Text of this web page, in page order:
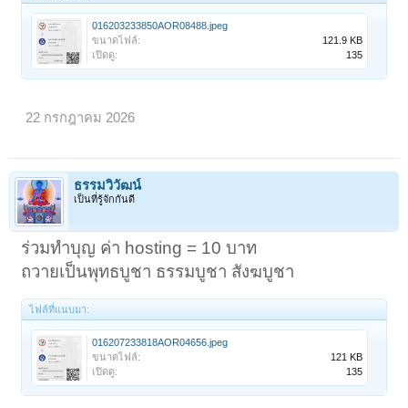
016203233850AOR08488.jpeg
ขนาดไฟล์:
121.9 KB
เปิดดู:
135
22 กรกฎาคม 2026
ธรรมวิวัฒน์
เป็นที่รู้จักกันดี
ร่วมทำบุญ ค่า hosting = 10 บาท
ถวายเป็นพุทธบูชา ธรรมบูชา สังฆบูชา
ไฟล์ที่แนบมา:
016207233818AOR04656.jpeg
ขนาดไฟล์:
121 KB
เปิดดู:
135